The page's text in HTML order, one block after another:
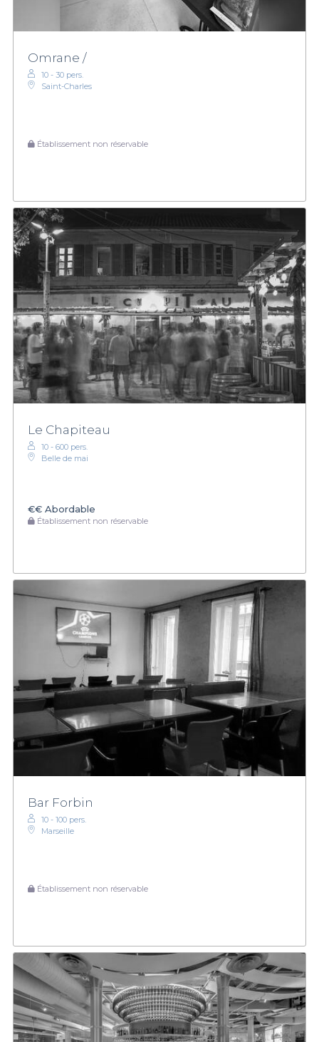
idéal pour votre prochaine soirée d'entreprise et faites de cet
événement un moment inoubliable. Pour explorer davantage
Omrane /
10 - 30 pers.
Saint-Charles
Établissement non réservable
Le Chapiteau
10 - 600 pers.
Belle de mai
€€ Abordable
Établissement non réservable
Bar Forbin
10 - 100 pers.
Marseille
Établissement non réservable